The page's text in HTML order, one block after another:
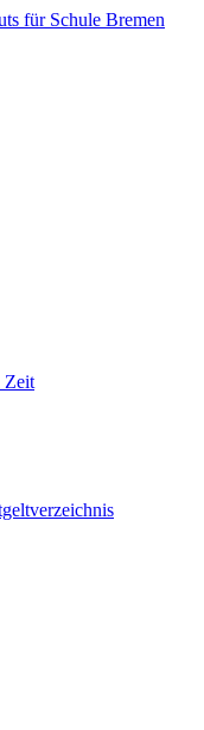
Zeit